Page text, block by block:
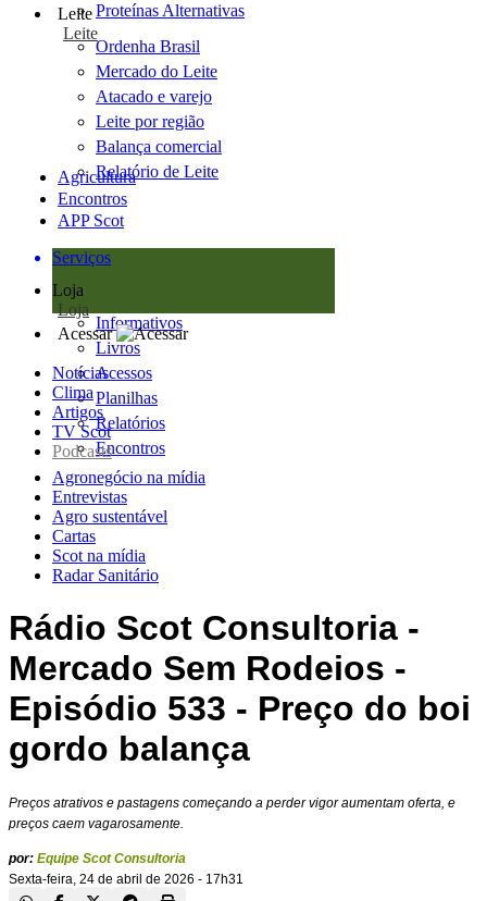
Proteínas Alternativas
Leite
Leite
Ordenha Brasil
Mercado do Leite
Atacado e varejo
Leite por região
Balança comercial
Relatório de Leite
Agricultura
Encontros
APP Scot
Serviços
Loja
Loja
Informativos
Livros
Acessos
Planilhas
Relatórios
Encontros
Acessar
Notícias
Clima
Artigos
TV Scot
Podcasts
Agronegócio na mídia
Entrevistas
Agro sustentável
Cartas
Scot na mídia
Radar Sanitário
Rádio Scot Consultoria -
Mercado Sem Rodeios -
Episódio 533 - Preço do boi
gordo balança
Preços atrativos e pastagens começando a perder vigor aumentam oferta, e
preços caem vagarosamente.
por: Equipe Scot Consultoria
Sexta-feira, 24 de abril de 2026 - 17h31